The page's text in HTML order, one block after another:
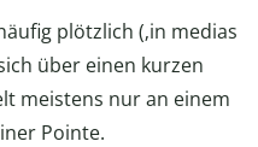
plötzlich (‚in medias
über einen kurzen
meistens nur an einem
Pointe.